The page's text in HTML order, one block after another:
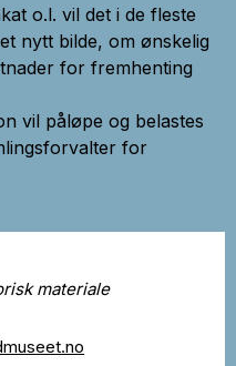
o.l. vil det i de fleste
nytt bilde, om ønskelig
for fremhenting
vil påløpe og belastes
for
materiale